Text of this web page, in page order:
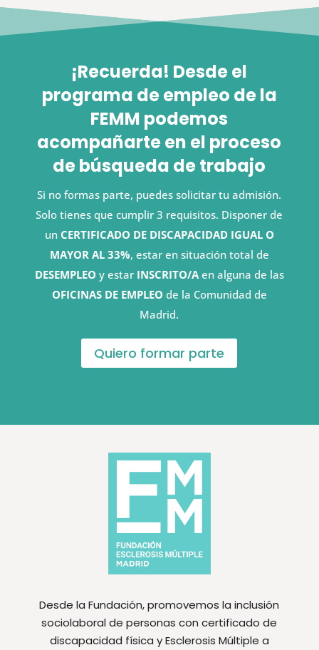
¡Recuerda! Desde el
programa de empleo de la
FEMM podemos
acompañarte en el proceso
de búsqueda de trabajo
Si no formas parte, puedes solicitar tu admisión.
Solo tienes que cumplir 3 requisitos. Disponer de
un CERTIFICADO DE DISCAPACIDAD IGUAL O
MAYOR AL 33%, estar en situación total de
DESEMPLEO y estar INSCRITO/Aen alguna de las
OFICINAS DE EMPLEO de la Comunidad de
Madrid.
Quiero formar parte
Desde la Fundación, promovemos la inclusión
sociolaboral de personas con certificado de
discapacidad física y Esclerosis Múltiple a